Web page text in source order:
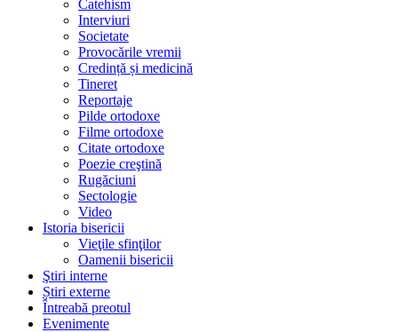
Catehism
Interviuri
Societate
Provocările vremii
Credință și medicină
Tineret
Reportaje
Pilde ortodoxe
Filme ortodoxe
Citate ortodoxe
Poezie creştină
Rugăciuni
Sectologie
Video
Istoria bisericii
Vieţile sfinţilor
Oamenii bisericii
Ştiri interne
Știri externe
Întreabă preotul
Evenimente